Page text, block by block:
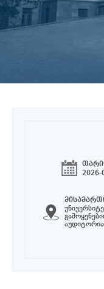
2026-
აუდიტორია